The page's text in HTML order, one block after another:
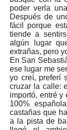
poder verla
Después de
fácil porque
tiende a
algún lugar
extrañas, pero
En San
ese lugar me
yo creí, preferí
cruzar la calle:
importó, entré y
100%
castañas que
a la pista de